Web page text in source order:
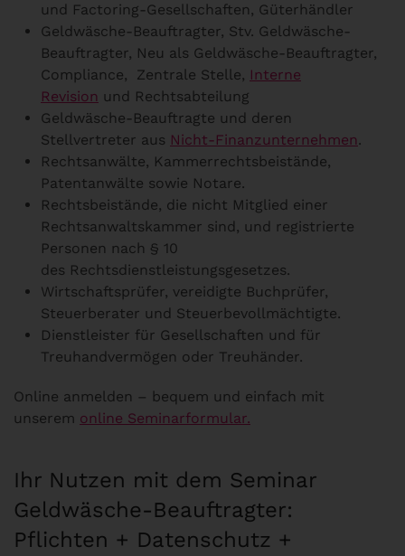
und Factoring-Gesellschaften, Güterhändler
Geldwäsche-Beauftragter, Stv. Geldwäsche-
Beauftragter, Neu als Geldwäsche-Beauftragter,
Compliance, Zentrale Stelle, Interne
Revision und Rechtsabteilung
Geldwäsche-Beauftragte und deren
Stellvertreter aus Nicht-Finanzunternehmen.
Rechtsanwälte, Kammerrechtsbeistände,
Patentanwälte sowie Notare.
Rechtsbeistände, die nicht Mitglied einer
Rechtsanwaltskammer sind, und registrierte
Personen nach § 10
des Rechtsdienstleistungsgesetzes.
Wirtschaftsprüfer, vereidigte Buchprüfer,
Steuerberater und Steuerbevollmächtigte.
Dienstleister für Gesellschaften und für
Treuhandvermögen oder Treuhänder.
Online anmelden – bequem und einfach mit
unserem online Seminarformular.
Ihr Nutzen mit dem Seminar
Geldwäsche-Beauftragter:
Pflichten + Datenschutz +